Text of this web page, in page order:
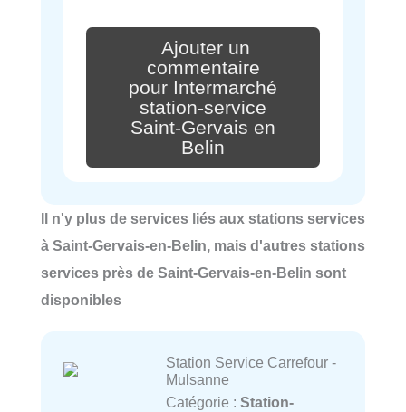
Ajouter un
commentaire
pour Intermarché
station-service
Saint-Gervais en
Belin
Il n'y plus de services liés aux stations services
à Saint-Gervais-en-Belin, mais d'autres stations
services près de Saint-Gervais-en-Belin sont
disponibles
Station Service Carrefour -
Mulsanne
Catégorie : Station-